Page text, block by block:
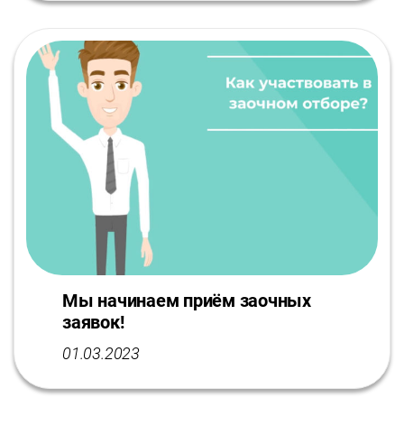
Мы начинаем приём заочных
заявок!
01.03.2023